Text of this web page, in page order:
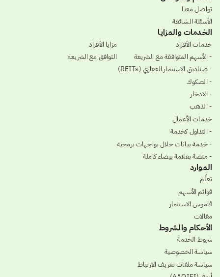
تواصل معنا
الأسئلة الشائعة
الخدمات والمزايا
خدمات الأفراد
- الأسهم المتوافقة مع الشريعة
- صناديق الاستثمار العقاري (REITs)
- الصكوك
- الادخار
- الذهب
خدمات الأعمال
- التداول كخدمة
- خدمة بيانات حلال بواجهات برمجية
- منصة بعلامة بيضاء كاملة
مزايا الأفراد
التوافق مع الشريعة
الموارد
تعلّم
قوائم الأسهم
قاموس الاستثمار
مقالات
الأحكام والشروط
شروط الخدمة
سياسة الخصوصية
سياسة ملفات تعريف الارتباط